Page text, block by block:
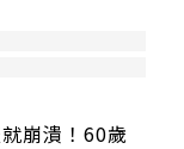
崩潰！60歲